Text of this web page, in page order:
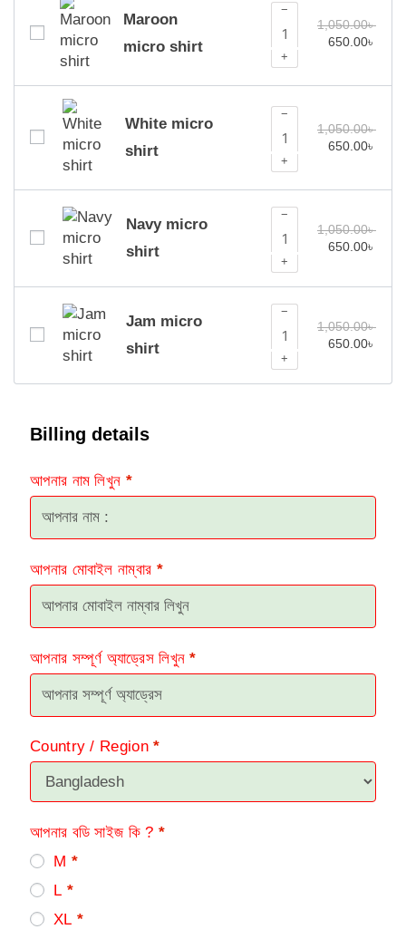
Maroon
micro shirt
−
+
1,050.00৳
650.00৳
White micro
shirt
−
+
1,050.00৳
650.00৳
Navy micro
shirt
−
+
1,050.00৳
650.00৳
Jam micro
shirt
−
+
1,050.00৳
650.00৳
Billing details
আপনার নাম লিখুন *
আপনার মোবাইল নাম্বার *
আপনার সম্পূর্ণ অ্যাড্রেস লিখুন*
Country / Region*
আপনার বডি সাইজ কি ? *
M *
L *
XL *